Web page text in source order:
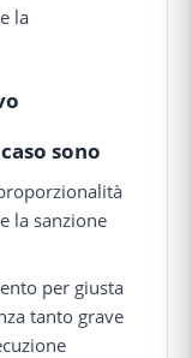
la
sono
la sanzione
per giusta
tanto grave